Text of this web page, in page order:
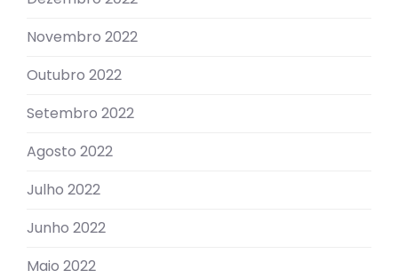
Novembro 2022
Outubro 2022
Setembro 2022
Agosto 2022
Julho 2022
Junho 2022
Maio 2022